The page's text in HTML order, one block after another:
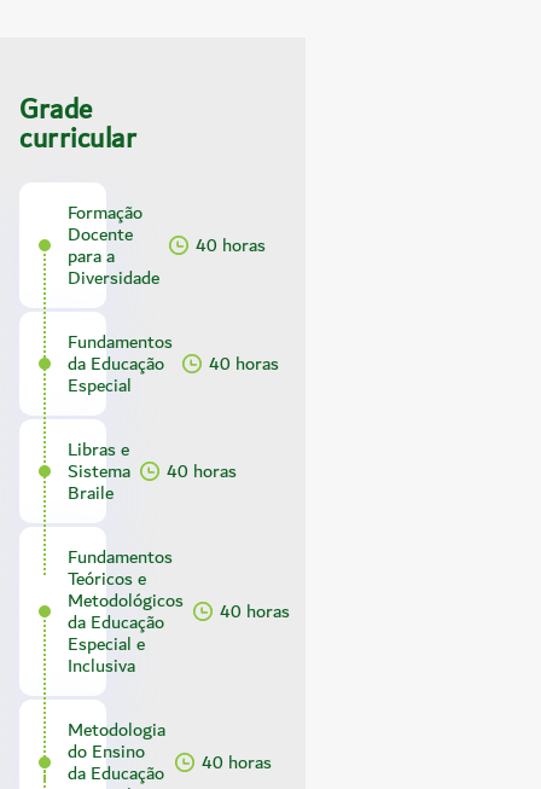
Grade
curricular
Formação
Docente
para a
Diversidade
40 horas
Fundamentos
da Educação
Especial
40 horas
Libras e
Sistema
Braile
40 horas
Fundamentos
Teóricos e
Metodológicos
da Educação
Especial e
Inclusiva
40 horas
Metodologia
do Ensino
da Educação 40 horas